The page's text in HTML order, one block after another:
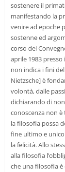
sostenere il
manifestando la
venire ad epoche
sostenne ed
corso del
aprile 1983 presso
non indica i fini
Nietzsche] è
volontà, dalle
dichiarando di
conoscenza non
la filosofia possa
fine ultimo e
la felicità. Allo
alla filosofia
che una filosofia